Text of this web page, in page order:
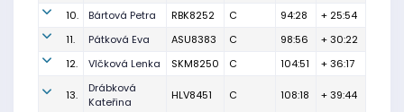
10.
Bártová Petra RBK8252 C 94:28
+ 25:54
11.
Pátková Eva ASU8383 C 98:56
+ 30:22
12.
Vlčková Lenka SKM8250 C 104:51 + 36:17
13.
Drábková
Kateřina
HLV8451 C 108:18 + 39:44